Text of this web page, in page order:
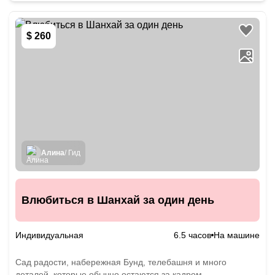
$ 260
Алина/ Гид
Влюбиться в Шанхай за один день
Индивидуальная 6.5 часов На машине
Сад радости, набережная Бунд, телебашня и много